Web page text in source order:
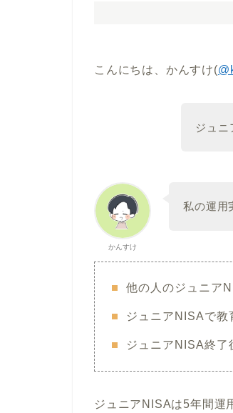
こんにちは、かんすけ(
ジュニ
かんすけ
私の運用
他の人のジュニア
ジュニアNISAで教
ジュニアNISA終
ジュニアNISAは5年間運